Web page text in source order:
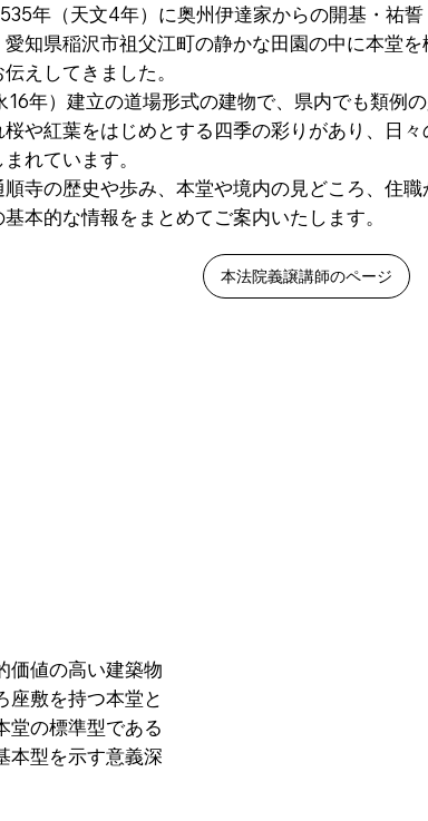
年（天文4年）に奥州伊達家からの開基・祐
知県稲沢市祖父江町の静かな田園の中に本堂を
えしてきました。
16年）建立の道場形式の建物で、県内でも類例
や紅葉をはじめとする四季の彩りがあり、日
れています。
寺の歴史や歩み、本堂や境内の見どころ、住
本的な情報をまとめてご案内いたします。
本法院義譲講師のページ
価値の高い建築物
座敷を持つ本堂と
堂の標準型である
本型を示す意義深